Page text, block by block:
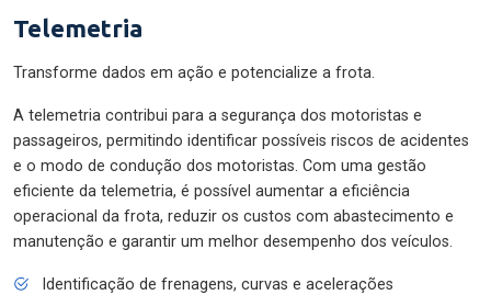
Telemetria
Transforme dados em ação e potencialize a frota.
A telemetria contribui para a segurança dos motoristas e
passageiros, permitindo identificar possíveis riscos de acidentes
e o modo de condução dos motoristas. Com uma gestão
eficiente da telemetria, é possível aumentar a eficiência
operacional da frota, reduzir os custos com abastecimento e
manutenção e garantir um melhor desempenho dos veículos.
Identificação de frenagens, curvas e acelerações